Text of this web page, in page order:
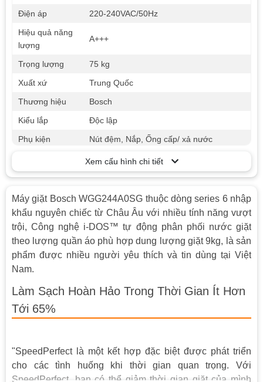
Điện áp
220-240VAC/50Hz
Hiệu quả năng
lượng
A+++
Trọng lượng
75 kg
Xuất xứ
Trung Quốc
Thương hiệu
Bosch
Kiểu lắp
Độc lập
Phụ kiện
Nút đệm, Nắp, Ống cấp/ xả nước
giặt
Thép không gỉ
khiển
Điều khiển điện tử, màn hình LED
Chức năng sấy Không
Tiện ích
WaveDrum | i-DOS™ | EcoSilence
Drive™ | AntiVibration design
Nước trong 1
lần giặt
Độ ồn
Độ ồn khi vắt 69DB
Số kg giặt
9kg
Có
Xem cấu hình chi tiết
Máy giặt Bosch WGG244A0SG thuộc dòng series 6 nhập
khẩu nguyên chiếc từ Châu Âu với nhiều tính năng vượt
trội, Công nghệ i-DOS™ tự động phân phối nước giặt
theo lượng quần áo phù hợp dung lượng giặt 9kg, là sản
phẩm được nhiều người yêu thích và tin dùng tại Việt
Nam.
Làm Sạch Hoàn Hảo Trong Thời Gian Ít Hơn
Tới 65%
"SpeedPerfect là một kết hợp đặc biệt được phát triển
cho các tình huống khi thời gian quan trọng. Với
SpeedPerfect, bạn có thể giảm thời gian giặt của mình